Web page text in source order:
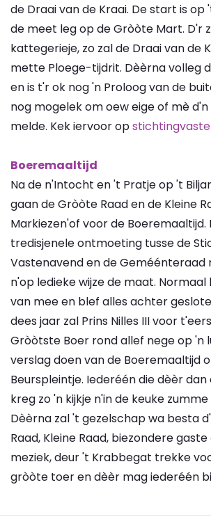
de Draai van de Kraai. De start is op
de meet leg op de Gròòte Mart. D'r
kattegerieje, zo zal de Draai van de
mette Ploege-tijdrit. Dèèrna volleg
en is t'r ok nog 'n Proloog van de
nog mogelek om oew eige of mè
melde. Kek iervoor op
Boeremaaltijd
Na de n'Intocht en 't Pratje op 't
gaan de Gròòte Raad en de Kleine
Markiezen'of voor de Boeremaaltijd.
tredisjenele ontmoeting tusse de
Vastenavend en de Geméénteraad
n'op ledieke wijze de maat. Normaal
van mee en blef alles achter
dees jaar zal Prins Nilles III voor
Gròòtste Boer rond allef nege op 'n
verslag doen van de Boeremaaltijd
Beurspleintje. Iederéén die dèèr dan
kreg zo 'n kijkje n'in de keuke
Dèèrna zal 't gezelschap wa besta
Raad, Kleine Raad, biezondere
meziek, deur 't Krabbegat trekke
gròòte toer en dèèr mag iederéén